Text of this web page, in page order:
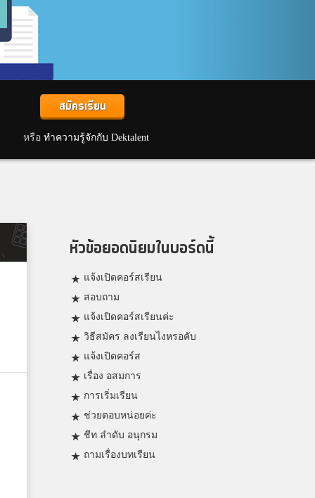
สมัครเรียน
หรือ ทำความรู้จักกับ Dektalent
หัวข้อยอดนิยมในบอร์ดนี้
แจ้งเปิดคอร์สเรียน
สอบถาม
แจ้งเปิดคอร์สเรียนค่ะ
วิธีสมัคร ลงเรียนไงหรอคับ
แจ้งเปิดคอร์ส
เรื่อง อสมการ
การเริ่มเรียน
ช่วยตอบหน่อยค่ะ
ชีท ลำดับ อนุกรม
ถามเรื่องบทเรียน